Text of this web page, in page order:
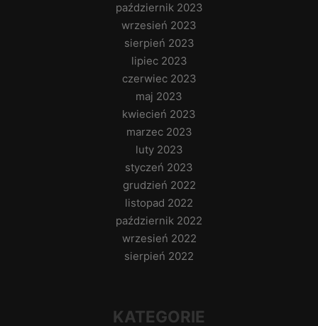
październik 2023
wrzesień 2023
sierpień 2023
lipiec 2023
czerwiec 2023
maj 2023
kwiecień 2023
marzec 2023
luty 2023
styczeń 2023
grudzień 2022
listopad 2022
październik 2022
wrzesień 2022
sierpień 2022
KATEGORIE